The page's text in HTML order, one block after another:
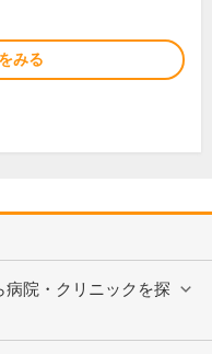
みる
院・クリニックを探